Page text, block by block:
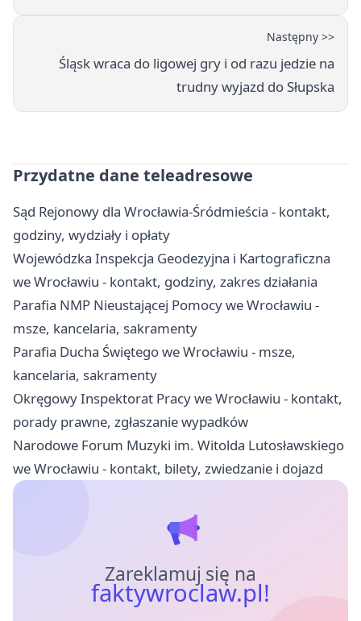
Następny >>
Śląsk wraca do ligowej gry i od razu jedzie na
trudny wyjazd do Słupska
Przydatne dane teleadresowe
Sąd Rejonowy dla Wrocławia-Śródmieścia - kontakt,
godziny, wydziały i opłaty
Wojewódzka Inspekcja Geodezyjna i Kartograficzna
we Wrocławiu - kontakt, godziny, zakres działania
Parafia NMP Nieustającej Pomocy we Wrocławiu -
msze, kancelaria, sakramenty
Parafia Ducha Świętego we Wrocławiu - msze,
kancelaria, sakramenty
Okręgowy Inspektorat Pracy we Wrocławiu - kontakt,
porady prawne, zgłaszanie wypadków
Narodowe Forum Muzyki im. Witolda Lutosławskiego
we Wrocławiu - kontakt, bilety, zwiedzanie i dojazd
Zareklamuj się na
faktywroclaw.pl!